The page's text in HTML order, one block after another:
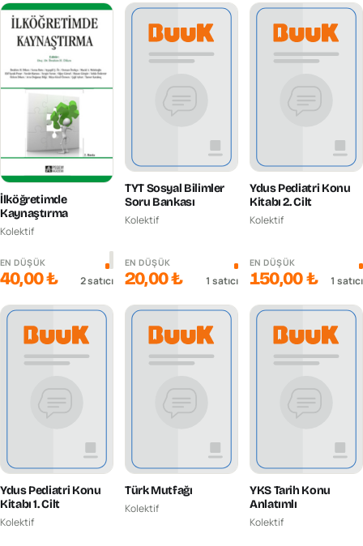
İlköğretimde
Kaynaştırma
Kolektif
EN DÜŞÜK
40,00 ₺ 2satıcı
TYT Sosyal Bilimler
Soru Bankası
Kolektif
EN DÜŞÜK
20,00 ₺ 1 satıcı
Ydus Pediatri Konu
Kitabı 2. Cilt
Kolektif
EN DÜŞÜK
150,00 ₺ 1 satıcı
Ydus Pediatri Konu
Kitabı 1. Cilt
Kolektif
Türk Mutfağı
Kolektif
YKS Tarih Konu
Anlatımlı
Kolektif